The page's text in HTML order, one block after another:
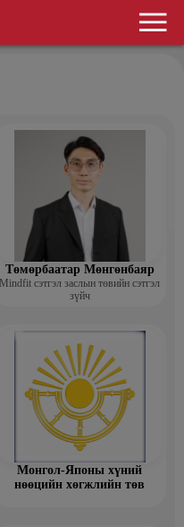
Төмөрбаатар Мөнгөнбаяр
Mindfit сэтгэл заслын төвийн сэтгэл
зүйч
Монгол-Японы хүний
нөөцийн хөгжлийн төв